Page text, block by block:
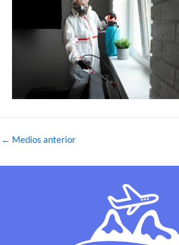
← Medios anterior